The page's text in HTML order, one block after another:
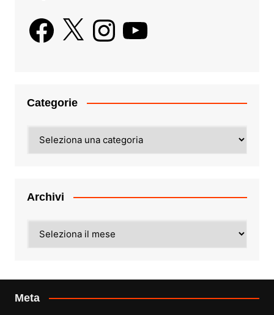
Facebook
X InstagramYouTube
Categorie
Archivi
Meta